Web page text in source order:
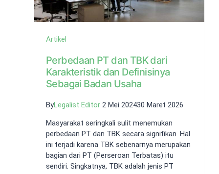
Artikel
Perbedaan PT dan TBK dari
Karakteristik dan Definisinya
Sebagai Badan Usaha
ByLegalist Editor 2 Mei 202430 Maret 2026
Masyarakat seringkali sulit menemukan
perbedaan PT dan TBK secara signifikan. Hal
ini terjadi karena TBK sebenarnya merupakan
bagian dari PT (Perseroan Terbatas) itu
sendiri. Singkatnya, TBK adalah jenis PT